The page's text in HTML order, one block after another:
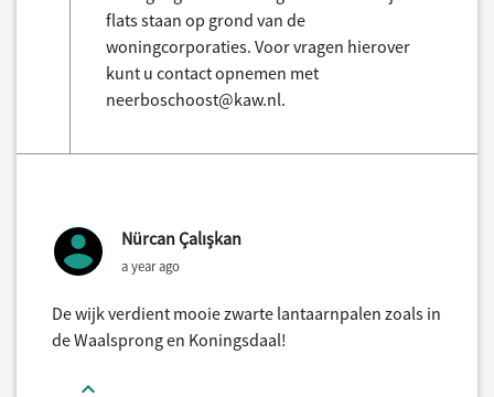
flats staan op grond van de
woningcorporaties. Voor vragen hierover
kunt u contact opnemen met
neerboschoost@kaw.nl.
Nürcan Çalışkan
a year ago
De wijk verdient mooie zwarte lantaarnpalen zoals in
de Waalsprong en Koningsdaal!